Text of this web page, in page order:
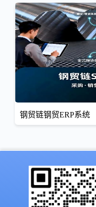
钢贸链钢贸ERP系统